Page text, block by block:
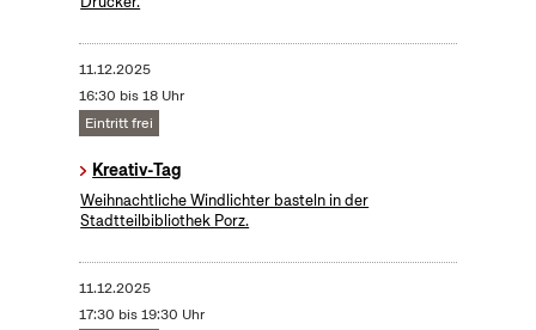
11.12.2025
16:30 bis 18 Uhr
Eintritt frei
Kreativ-Tag
Weihnachtliche Windlichter basteln in der
Stadtteilbibliothek Porz.
11.12.2025
17:30 bis 19:30 Uhr